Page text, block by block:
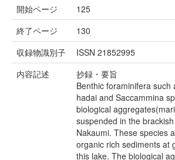
開始ページ
125
終了ページ
130
収録物識別子
ISSN 21852995
内容記述
抄録・要旨
Benthic foraminifera such
hadai and Saccammina
biological
suspended in the
Nakaumi. These species
organic rich sediments at
this lake. The biological